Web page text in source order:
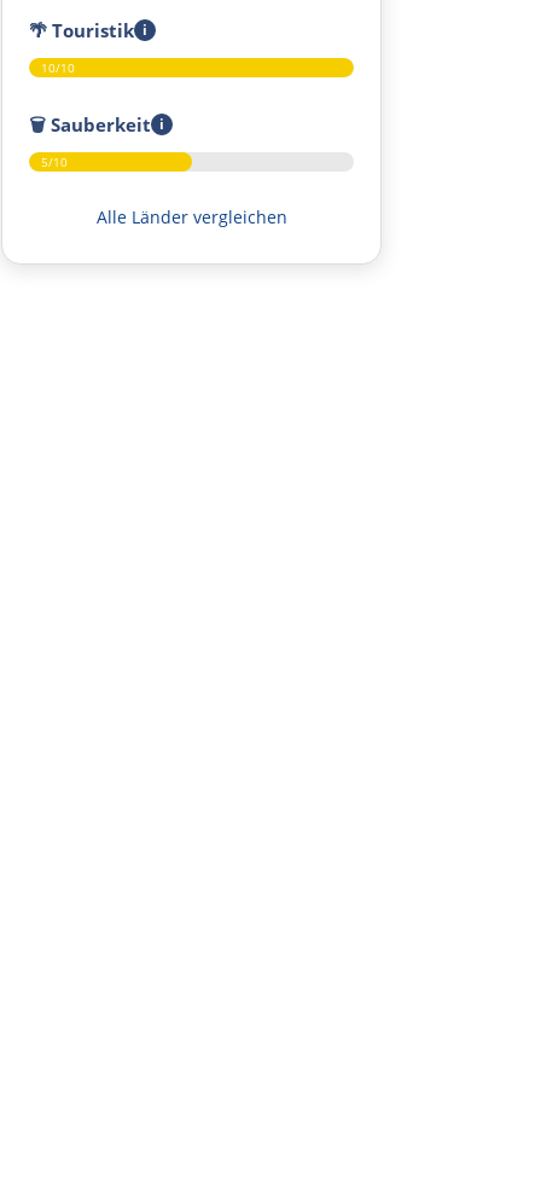
Salerno
Neapel
🌴 Touristik i
10/10
🗑️ Sauberkeit i
5/10
Alle Länder vergleichen